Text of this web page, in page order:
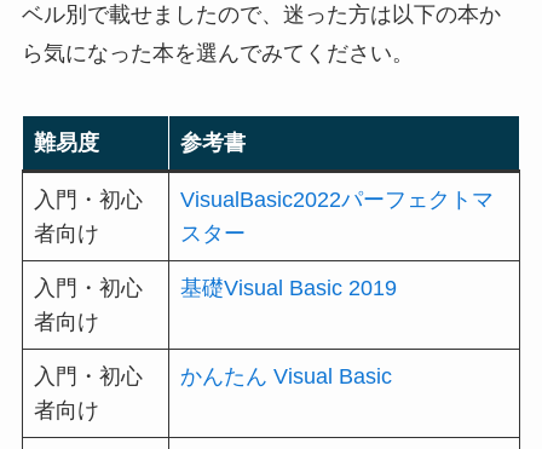
ベル別で載せましたので、迷った方は以下の本か
ら気になった本を選んでみてください。
難易度 参考書
入門・初心
者向け
VisualBasic2022パーフェクトマ
スター
入門・初心
者向け
基礎Visual Basic 2019
入門・初心
者向け
かんたん Visual Basic